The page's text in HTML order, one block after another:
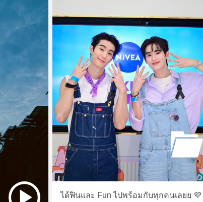
ได้ฟินและ Fun ไปพร้อมกับทุกคนเลยย 💜